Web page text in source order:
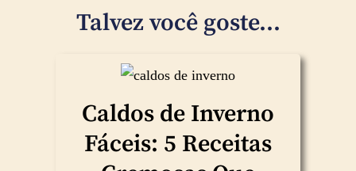
Talvez você goste...
Caldos de Inverno
Fáceis: 5 Receitas